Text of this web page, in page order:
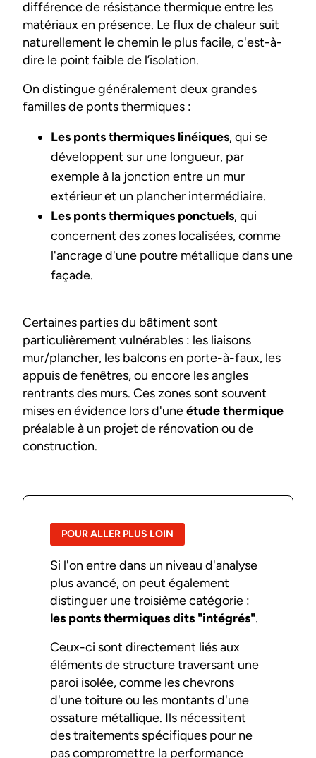
différence de résistance thermique entre les
matériaux en présence. Le flux de chaleur suit
naturellement le chemin le plus facile, c'est-à-
dire le point faible de l’isolation.
On distingue généralement deux grandes
familles de ponts thermiques :
Les ponts thermiques linéiques, qui se
développent sur une longueur, par
exemple à la jonction entre un mur
extérieur et un plancher intermédiaire.
Les ponts thermiques ponctuels, qui
concernent des zones localisées, comme
l'ancrage d'une poutre métallique dans une
façade.
Certaines parties du bâtiment sont
particulièrement vulnérables : les liaisons
mur/plancher, les balcons en porte-à-faux, les
appuis de fenêtres, ou encore les angles
rentrants des murs. Ces zones sont souvent
mises en évidence lors d'uneétude thermique
préalable à un projet de rénovation ou de
construction.
POUR ALLER PLUS LOIN
Si l'on entre dans un niveau d'analyse
plus avancé, on peut également
distinguer une troisième catégorie :
les ponts thermiques dits "intégrés".
Ceux-ci sont directement liés aux
éléments de structure traversant une
paroi isolée, comme les chevrons
d'une toiture ou les montants d'une
ossature métallique. Ils nécessitent
des traitements spécifiques pour ne
pas compromettre la performance